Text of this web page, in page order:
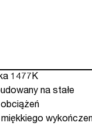
1477K
na stałe